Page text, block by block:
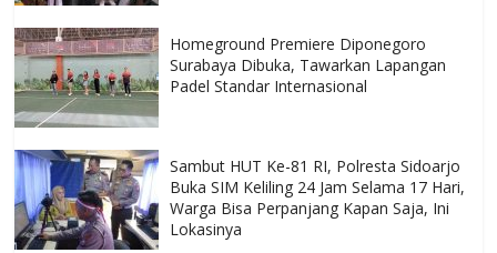
Homeground Premiere Diponegoro
Surabaya Dibuka, Tawarkan Lapangan
Padel Standar Internasional
Sambut HUT Ke-81 RI, Polresta Sidoarjo
Buka SIM Keliling 24 Jam Selama 17 Hari,
Warga Bisa Perpanjang Kapan Saja, Ini
Lokasinya